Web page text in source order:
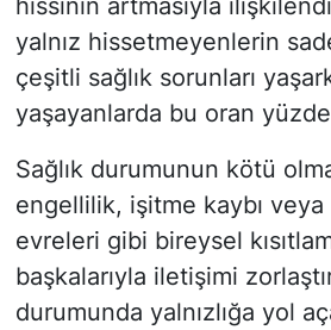
hissinin artmasıyla
yalnız hissetmeyenlerin
çeşitli sağlık sorunları
yaşayanlarda bu oran
Sağlık durumunun kötü
engellilik, işitme kaybı
evreleri gibi bireysel
başkalarıyla iletişimi
durumunda yalnızlığa yol